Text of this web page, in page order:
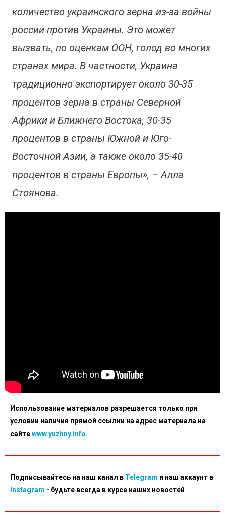
количество украинского зерна из-за войны
россии против Украины. Это может
вызвать, по оценкам ООН, голод во многих
странах мира. В частности, Украина
традиционно экспортирует около 30-35
процентов зерна в страны Северной
Африки и Ближнего Востока, 30-35
процентов в страны Южной и Юго-
Восточной Азии, а также около 35-40
процентов в страны Европы», – Алла
Стоянова.
Использование материалов разрешается только при
условии наличия прямой ссылки на адрес материала на
сайтеwww.yuzhny.info.
Подписывайтесь на наш канал в Telegram и наш аккаунт в
Instagram - будьте всегда в курсе наших новостей